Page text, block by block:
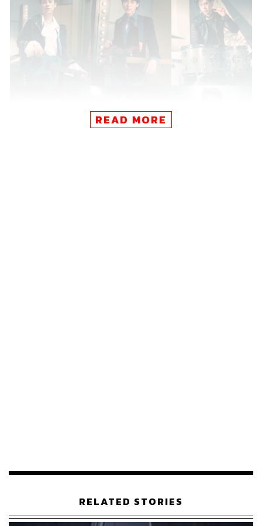
รับชมมิวสิกวิดีโอเพลง‘ดีอยู่แล้ว ที่ต้องลา (I’m Good)’ได้ที่:
READ MORE
RELATED STORIES